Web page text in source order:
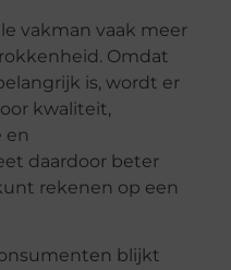
vakman vaak meer
Omdat
is, wordt er
kwaliteit,
en
daardoor beter
rekenen op een
blijkt